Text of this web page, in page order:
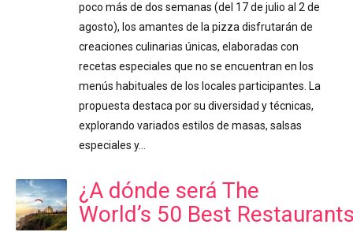
poco más de dos semanas (del 17 de julio al 2 de
agosto), los amantes de la pizza disfrutarán de
creaciones culinarias únicas, elaboradas con
recetas especiales que no se encuentran en los
menús habituales de los locales participantes. La
propuesta destaca por su diversidad y técnicas,
explorando variados estilos de masas, salsas
especiales y…
¿A dónde será The
World’s 50 Best